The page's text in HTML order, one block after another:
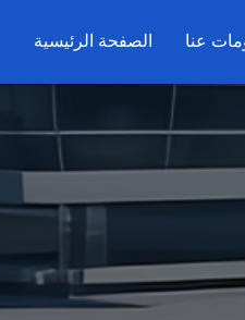
الصفحة الرئيسية عنا